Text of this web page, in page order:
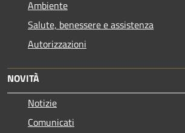
Ambiente
Salute, benessere e assistenza
Autorizzazioni
NOVITÀ
Notizie
Comunicati